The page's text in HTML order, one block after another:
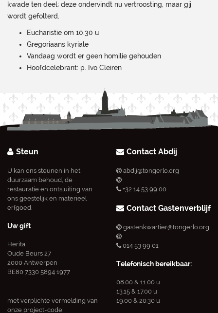
kwade ten deel; deze ondervindt nu vertroosting, maar gij
wordt gefolterd.
Eucharistie om 10.30 u
Gregoriaans kyriale
Vandaag wordt er geen homilie gehouden
Hoofdcelebrant: p. Ivo Cleiren
Steun
U kan ons steunen in het
duurzaam behoud, de
restauratie en ontsluiting van
ons geestelijk en materieel
erfgoed.
Uw gift
Herita
Oude Beurs 27
2000 Antwerpen
BE80 7330 5894 1977
met verplichte vermelding van
onze project-code:
Contact Abdij
abdij@tongerlo.org
+32 14 53 99 00
Contact Gastenverblijf
gastenkwartier@tongerlo.org
014 53 99 01
Telefonisch bereikbaar:
08.00 & 11.00 u
13.15 & 17.00 u
19.00 & 20.30 u